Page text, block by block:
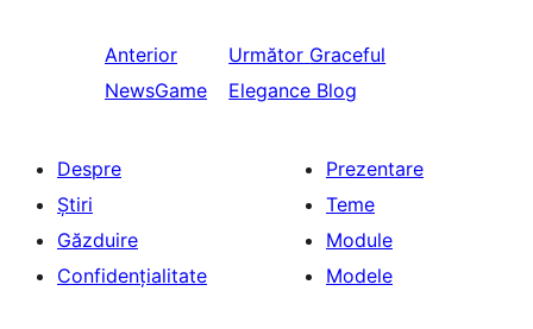
Anterior
NewsGame
Următor Graceful
Elegance Blog
Despre
Știri
Găzduire
Confidențialitate
Prezentare
Teme
Module
Modele